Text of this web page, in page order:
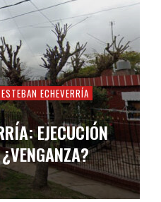
ESTEBAN ECHEVERRÍA
EJECUCIÓN